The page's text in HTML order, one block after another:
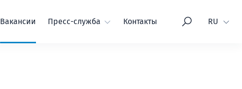
Вакансии Пресс-служба Контакты Язык
RU